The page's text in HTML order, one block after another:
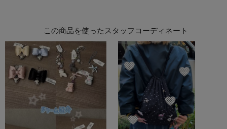
この商品を使ったスタッフコーディネート